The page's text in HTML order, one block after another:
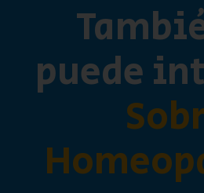
puede